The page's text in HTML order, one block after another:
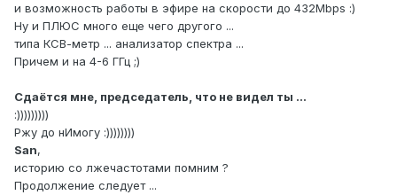
и возможность работы в эфире на скорости до 432Mbps :)
Ну и ПЛЮС много еще чего другого ...
типа КСВ-метр ... анализатор спектра ...
Причем и на 4-6 ГГц ;)
Сдаётся мне, председатель, что не видел ты ...
:)))))))))
Ржу до нИмогу :))))))))
San,
историю со лжечастотами помним ?
Продолжение следует ...